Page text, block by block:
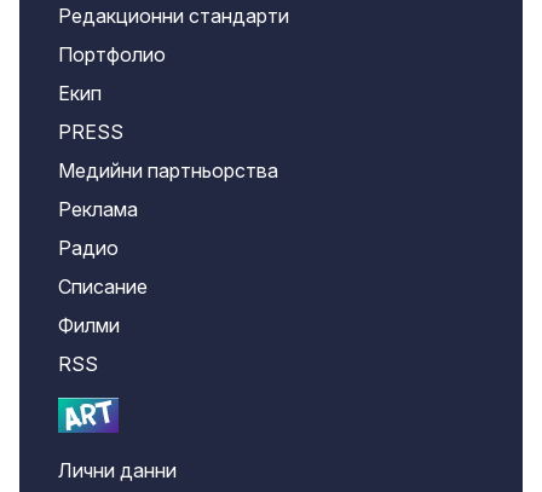
Редакционни стандарти
Портфолио
Екип
PRESS
Медийни партньорства
Реклама
Радио
Списание
Филми
RSS
Лични данни